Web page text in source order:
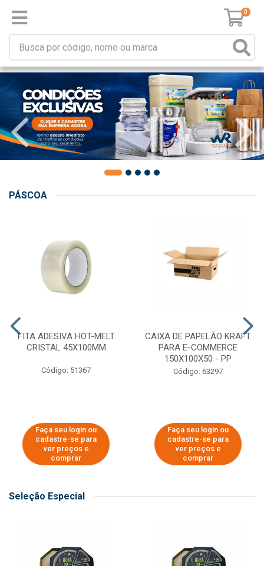
0
PÁSCOA
FITA ADESIVA HOT-MELT
CRISTAL 45X100MM
Código: 51367
Faça seu login ou
cadastre-se para
ver preços e
comprar
CAIXA DE PAPELÃO KRAFT
PARA E-COMMERCE
150X100X50 - PP
Código: 63297
Faça seu login ou
cadastre-se para
ver preços e
comprar
Seleção Especial